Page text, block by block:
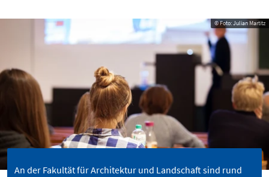
© Foto: Julian Martitz
An der Fakultät für Architektur und Landschaft sind rund